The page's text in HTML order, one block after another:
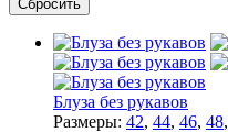
Блуза без рукавов
Размеры: 42, 44, 46, 48,